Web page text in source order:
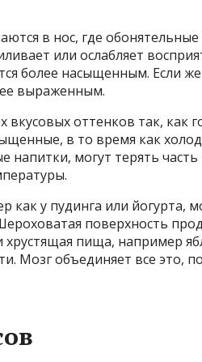
в нос, где
или ослабляет
более насыщенным. Если
выраженным.
вкусовых оттенков так, как
в то время как
могут терять часть
как у пудинга или йогурта,
поверхность
пища, например
Мозг объединяет все это,